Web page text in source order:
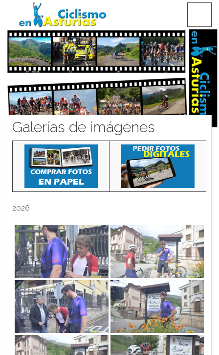
CICLISMO EN ASTURIAS
Galerías de imágenes
2026